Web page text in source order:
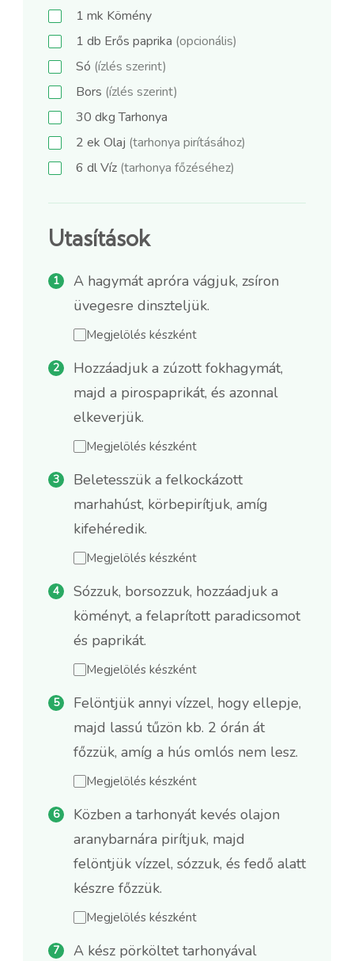
1 mk Kömény
1 db Erős paprika (opcionális)
Só (ízlés szerint)
Bors (ízlés szerint)
30 dkgTarhonya
2 ek Olaj (tarhonya pirításához)
6 dlVíz (tarhonya főzéséhez)
Utasítások
A hagymát apróra vágjuk, zsíron
üvegesre dinszteljük.
Megjelölés készként
Hozzáadjuk a zúzott fokhagymát,
majd a pirospaprikát, és azonnal
elkeverjük.
Megjelölés készként
Beletesszük a felkockázott
marhahúst, körbepirítjuk, amíg
kifehéredik.
Megjelölés készként
Sózzuk, borsozzuk, hozzáadjuk a
köményt, a felaprított paradicsomot
és paprikát.
Megjelölés készként
Felöntjük annyi vízzel, hogy ellepje,
majd lassú tűzön kb. 2 órán át
főzzük, amíg a hús omlós nem lesz.
Megjelölés készként
Közben a tarhonyát kevés olajon
aranybarnára pirítjuk, majd
felöntjük vízzel, sózzuk, és fedő alatt
készre főzzük.
Megjelölés készként
A kész pörköltet tarhonyával